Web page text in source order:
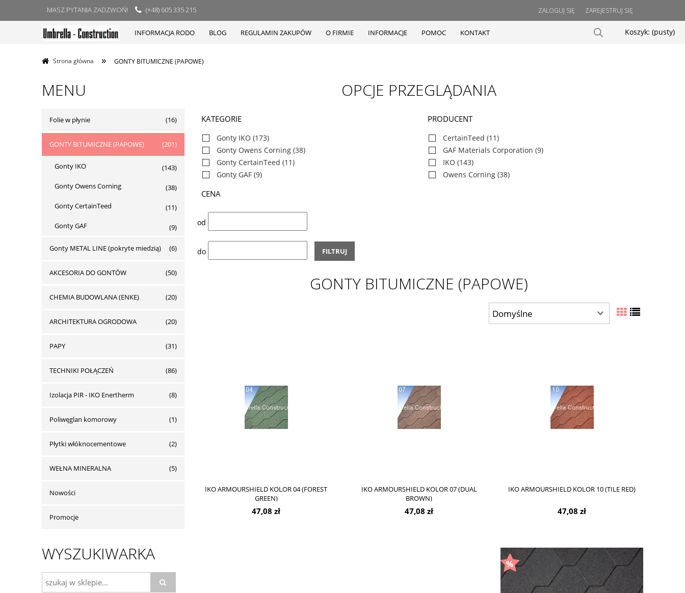
MASZ PYTANIA ZADZWOŃ! (+48) 605 335 215 ZAREJESTRUJ SIĘ
ZALOGUJ SIĘ
Koszyk: (pusty)
INFORMACJA RODO BLOG REGULAMIN ZAKUPÓW O FIRMIE INFORMACJE POMOC KONTAKT
Strona główna » GONTY BITUMICZNE (PAPOWE)
MENU
Folie w płynie (16)
GONTY BITUMICZNE (PAPOWE) (201)
Gonty IKO (143)
Gonty Owens Corning (38)
Gonty CertainTeed (11)
Gonty GAF (9)
Gonty METAL LINE (pokryte miedzią) (6)
AKCESORIA DO GONTÓW (50)
CHEMIA BUDOWLANA (ENKE) (20)
ARCHITEKTURA OGRODOWA (20)
PAPY (31)
TECHNIKI POŁĄCZEŃ (86)
Izolacja PIR - IKO Enertherm (8)
Poliwęglan komorowy (1)
Płytki włóknocementowe (2)
WEŁNA MINERALNA (5)
Nowości
Promocje
WYSZUKIWARKA
OPCJE PRZEGLĄDANIA
KATEGORIE
Gonty IKO (173)
Gonty Owens Corning (38)
Gonty CertainTeed (11)
Gonty GAF (9)
PRODUCENT
CertainTeed (11)
GAF Materials Corporation (9)
IKO (143)
Owens Corning (38)
CENA
od
do FILTRUJ
GONTY BITUMICZNE (PAPOWE)
IKO ARMOURSHIELD KOLOR 04 (FOREST
GREEN)
47,08 zł
IKO ARMOURSHIELD KOLOR 07 (DUAL
BROWN)
47,08 zł
IKO ARMOURSHIELD KOLOR 10 (TILE RED)
47,08 zł